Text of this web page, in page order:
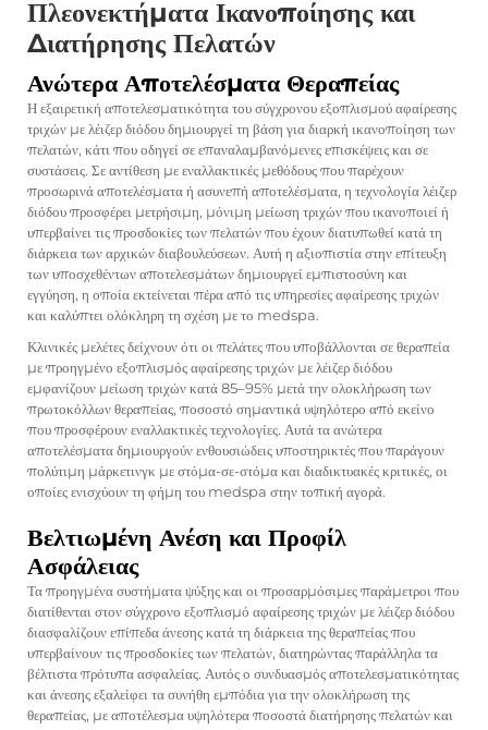
Πλεονεκτήματα Ικανοποίησης και
Διατήρησης Πελατών
Ανώτερα Αποτελέσματα Θεραπείας
Η εξαιρετική αποτελεσματικότητα του σύγχρονου εξοπλισμού αφαίρεσης
τριχών με λέιζερ διόδου δημιουργεί τη βάση για διαρκή ικανοποίηση των
πελατών, κάτι που οδηγεί σε επαναλαμβανόμενες επισκέψεις και σε
συστάσεις. Σε αντίθεση με εναλλακτικές μεθόδους που παρέχουν
προσωρινά αποτελέσματα ή ασυνεπή αποτελέσματα, η τεχνολογία λέιζερ
διόδου προσφέρει μετρήσιμη, μόνιμη μείωση τριχών που ικανοποιεί ή
υπερβαίνει τις προσδοκίες των πελατών που έχουν διατυπωθεί κατά τη
διάρκεια των αρχικών διαβουλεύσεων. Αυτή η αξιοπιστία στην επίτευξη
των υποσχεθέντων αποτελεσμάτων δημιουργεί εμπιστοσύνη και
εγγύηση, η οποία εκτείνεται πέρα από τις υπηρεσίες αφαίρεσης τριχών
και καλύπτει ολόκληρη τη σχέση με το medspa.
Κλινικές μελέτες δείχνουν ότι οι πελάτες που υποβάλλονται σε θεραπεία
με προηγμένο εξοπλισμός αφαίρεσης τριχών με λέιζερ διόδου
εμφανίζουν μείωση τριχών κατά 85–95% μετά την ολοκλήρωση των
πρωτοκόλλων θεραπείας, ποσοστό σημαντικά υψηλότερο από εκείνο
που προσφέρουν εναλλακτικές τεχνολογίες. Αυτά τα ανώτερα
αποτελέσματα δημιουργούν ενθουσιώδεις υποστηρικτές που παράγουν
πολύτιμη μάρκετινγκ με στόμα-σε-στόμα και διαδικτυακές κριτικές, οι
οποίες ενισχύουν τη φήμη του medspa στην τοπική αγορά.
Βελτιωμένη Ανέση και Προφίλ
Ασφάλειας
Τα προηγμένα συστήματα ψύξης και οι προσαρμόσιμες παράμετροι που
διατίθενται στον σύγχρονο εξοπλισμό αφαίρεσης τριχών με λέιζερ διόδου
διασφαλίζουν επίπεδα άνεσης κατά τη διάρκεια της θεραπείας που
υπερβαίνουν τις προσδοκίες των πελατών, διατηρώντας παράλληλα τα
βέλτιστα πρότυπα ασφαλείας. Αυτός ο συνδυασμός αποτελεσματικότητας
και άνεσης εξαλείφει τα συνήθη εμπόδια για την ολοκλήρωση της
θεραπείας, με αποτέλεσμα υψηλότερα ποσοστά διατήρησης πελατών και